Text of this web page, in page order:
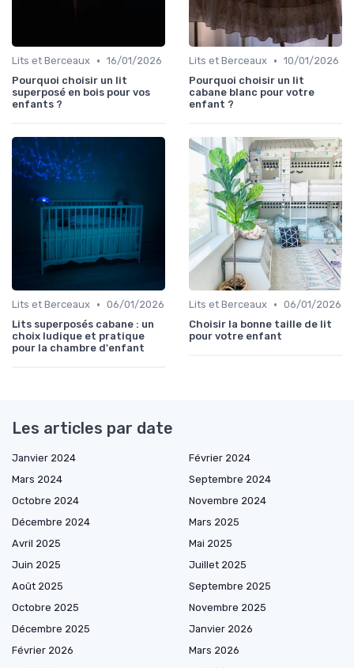
Lits et Berceaux • 16/01/2026
Pourquoi choisir un lit
superposé en bois pour vos
enfants ?
Lits et Berceaux • 10/01/2026
Pourquoi choisir un lit
cabane blanc pour votre
enfant ?
Lits et Berceaux • 06/01/2026
Lits superposés cabane : un
choix ludique et pratique
pour la chambre d'enfant
Lits et Berceaux • 06/01/2026
Choisir la bonne taille de lit
pour votre enfant
Les articles par date
Janvier 2024
Février 2024
Mars 2024
Septembre 2024
Octobre 2024
Novembre 2024
Décembre 2024
Mars 2025
Avril 2025
Mai 2025
Juin 2025
Juillet 2025
Août 2025
Septembre 2025
Octobre 2025
Novembre 2025
Décembre 2025
Janvier 2026
Février 2026
Mars 2026